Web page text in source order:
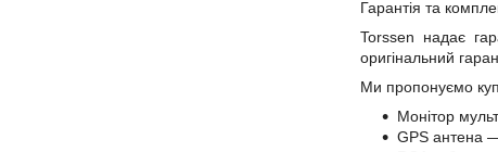
Гарантія та
Torssen надає
оригінальний
Ми пропонуємо
Монітор
GPS антена